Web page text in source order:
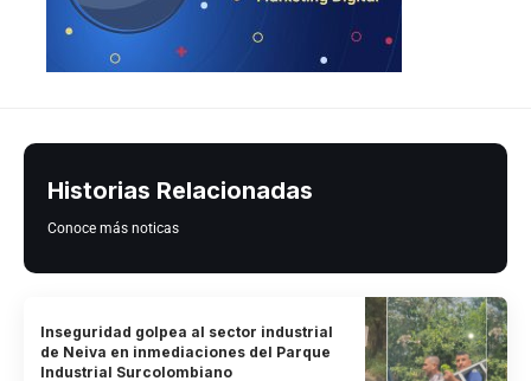
Historias Relacionadas
Conoce más noticas
Inseguridad golpea al sector industrial
de Neiva en inmediaciones del Parque
Industrial Surcolombiano